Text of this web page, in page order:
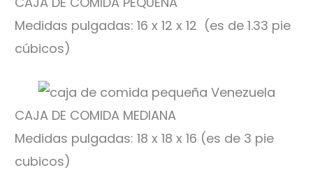
Medidas pulgadas: 16 x 12 x 12 (es de 1.33 pie
cúbicos)
CAJA DE COMIDA MEDIANA
Medidas pulgadas: 18 x 18 x 16 (es de 3 pie
cubicos)